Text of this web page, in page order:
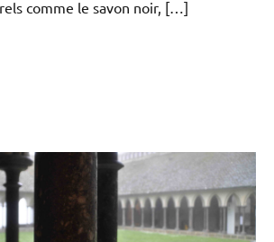
comme le savon noir, […]